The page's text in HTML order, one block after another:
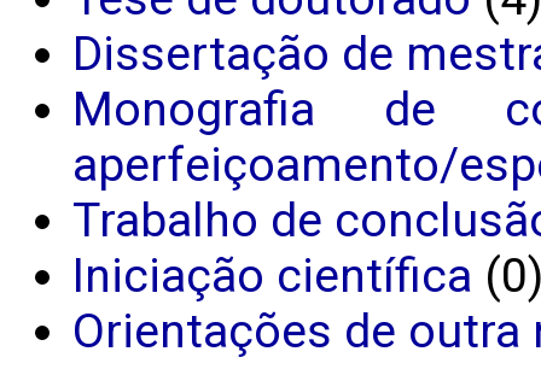
Dissertação de
Monografia de
aperfeiçoamento/
Trabalho de
Iniciação científica
Orientações de outra